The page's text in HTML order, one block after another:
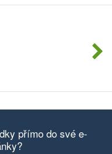
přímo do své e-